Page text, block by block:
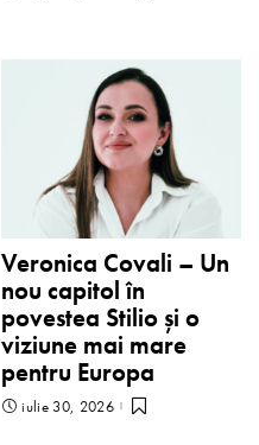
Veronica Covali – Un
nou capitol în
povestea Stilio și o
viziune mai mare
pentru Europa
iulie 30, 2026